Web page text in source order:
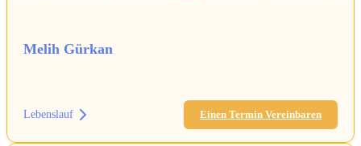
Melih Gürkan
Lebenslauf Einen Termin Vereinbaren